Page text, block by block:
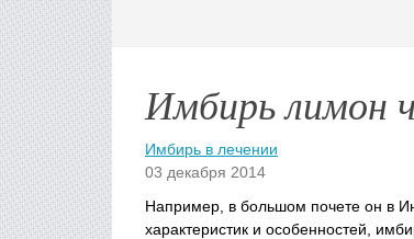
Имбирь лимон
Имбирь в лечении
03 декабря 2014
Например, в большом почете он в
характеристик и особенностей,